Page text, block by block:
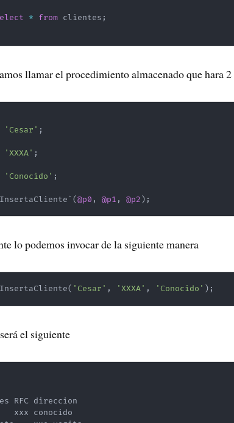
* from clientes ;
llamar el procedimiento almacenado que hara 2
'Cesar' ;
'XXXA' ;
'Conocido' ;
`(@p0 , @p1 , @p2 ) ;
lo podemos invocar de la siguiente manera
( 'Cesar' , 'XXXA' , 'Conocido' ) ;
el siguiente